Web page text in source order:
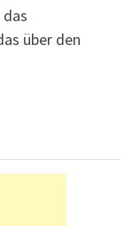
über den